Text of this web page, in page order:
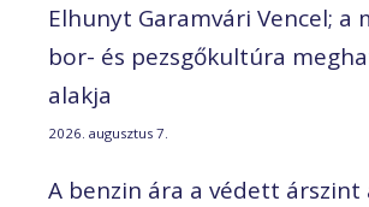
Elhunyt Garamvári Vencel; a
bor- és pezsgőkultúra
alakja
2026. augusztus 7.
A benzin ára a védett árszint